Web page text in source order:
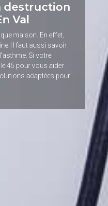
destruction
Val
maison. En effet,
Il faut aussi savoir
Si votre
45 pour vous aider.
adaptées pour